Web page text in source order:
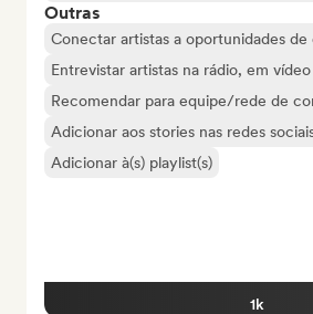
Outras
Conectar artistas a oportunidades de
Entrevistar artistas na rádio, em
Recomendar para equipe/rede de
Adicionar aos stories nas redes
Adicionar à(s) playlist(s)
1k